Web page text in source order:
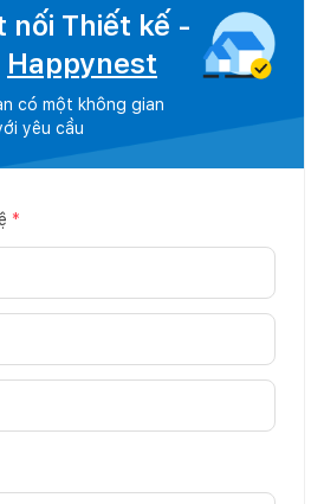
nối Thiết kế -
Happynest
có một không gian
yêu cầu
*